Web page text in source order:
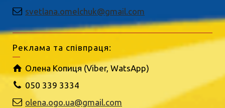
svetlana.omelchuk@gmail.com
Реклама та співпраця:
Олена Копиця (Viber, WatsApp)
050 339 3334
olena.ogo.ua@gmail.com